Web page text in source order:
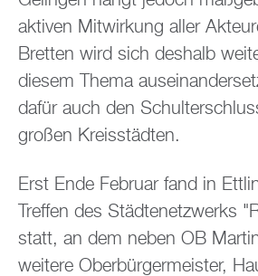
aktiven Mitwirkung aller
Bretten wird sich deshalb
diesem Thema
dafür auch den
großen Kreisstädten.
Erst Ende Februar fand in
Treffen des Städtenetzwerks
statt, an dem neben OB
weitere Oberbürgermeister,